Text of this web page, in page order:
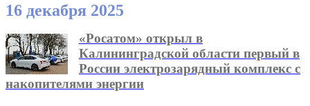
16 декабря 2025
«Росатом» открыл в
Калининградской области первый в
России электрозарядный комплекс с
накопителями энергии